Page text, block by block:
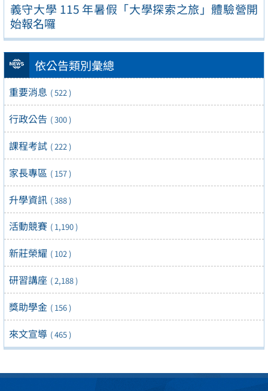
義守大學 115 年暑假「大學探索之旅」體驗營開
始報名囉
依公告類別彙總
重要消息 ( 522 )
行政公告 ( 300 )
課程考試 ( 222 )
家長專區 ( 157 )
升學資訊 ( 388 )
活動競賽 ( 1,190 )
新莊榮耀 ( 102 )
研習講座 ( 2,188 )
獎助學金 ( 156 )
來文宣導 ( 465 )